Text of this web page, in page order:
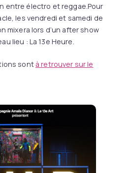
entre électro et reggae.Pour
les vendredi et samedi de
mixera lors d’un after show
lieu : La 13e Heure.
sont à retrouver sur le